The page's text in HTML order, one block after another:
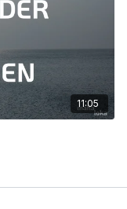
11:05